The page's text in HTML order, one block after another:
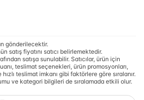
gönderilecektir.
satış fiyatını satıcı belirlemektedir.
satışa sunulabilir. Satıcılar, ürün için
teslimat seçenekleri, ürün promosyonları,
teslimat imkanı gibi faktörlere göre sıralanır.
ve kategori bilgileri de sıralamada etkili olur.